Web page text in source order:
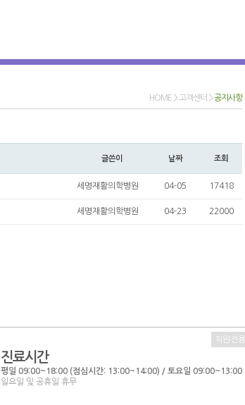
HOME > 고객센터 >공지사항
글쓴이 날짜 조회
세명재활의학병원 04-05 17418
세명재활의학병원 04-23 22000
진료시간
평일 09:00~18:00 (점심시간: 13:00~14:00) / 토요일 09:00~13:00
일요일 및 공휴일 휴무
직원전용